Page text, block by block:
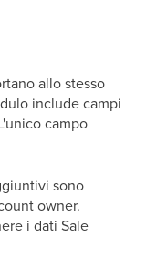
allo stesso
include campi
campo
sono
owner.
i dati Sale